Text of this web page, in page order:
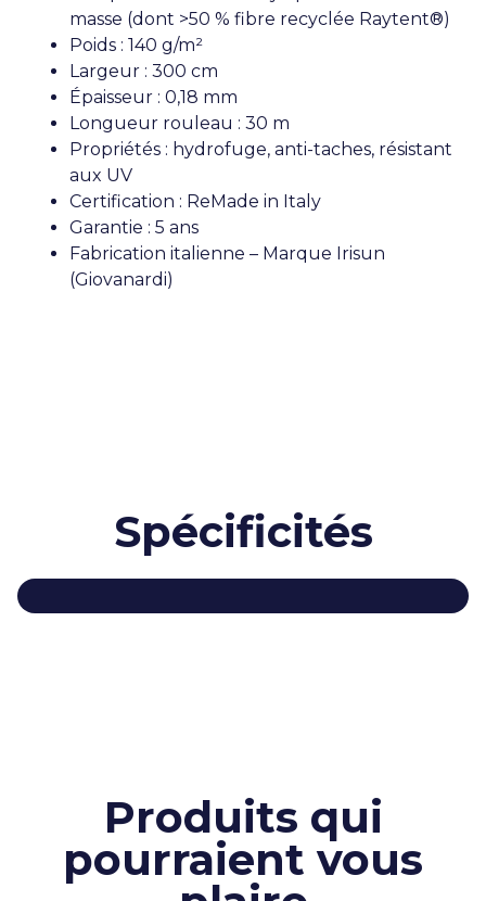
masse (dont >50 % fibre recyclée Raytent®)
Poids : 140 g/m²
Largeur : 300 cm
Épaisseur : 0,18 mm
Longueur rouleau : 30 m
Propriétés : hydrofuge, anti-taches, résistant
aux UV
Certification : ReMade in Italy
Garantie : 5 ans
Fabrication italienne – Marque Irisun
(Giovanardi)
Spécificités
Produits qui
pourraient vous